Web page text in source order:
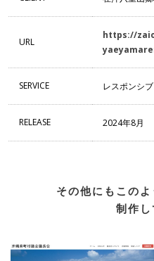
URL
https://
SERVICE レスポンシブ
RELEASE 2024年8月
その他にもこの
制作し